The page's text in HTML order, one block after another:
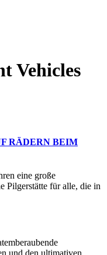
Vehicles
RÄDERN BEIM
eine große
Pilgerstätte für alle, die in
und den ultimativen